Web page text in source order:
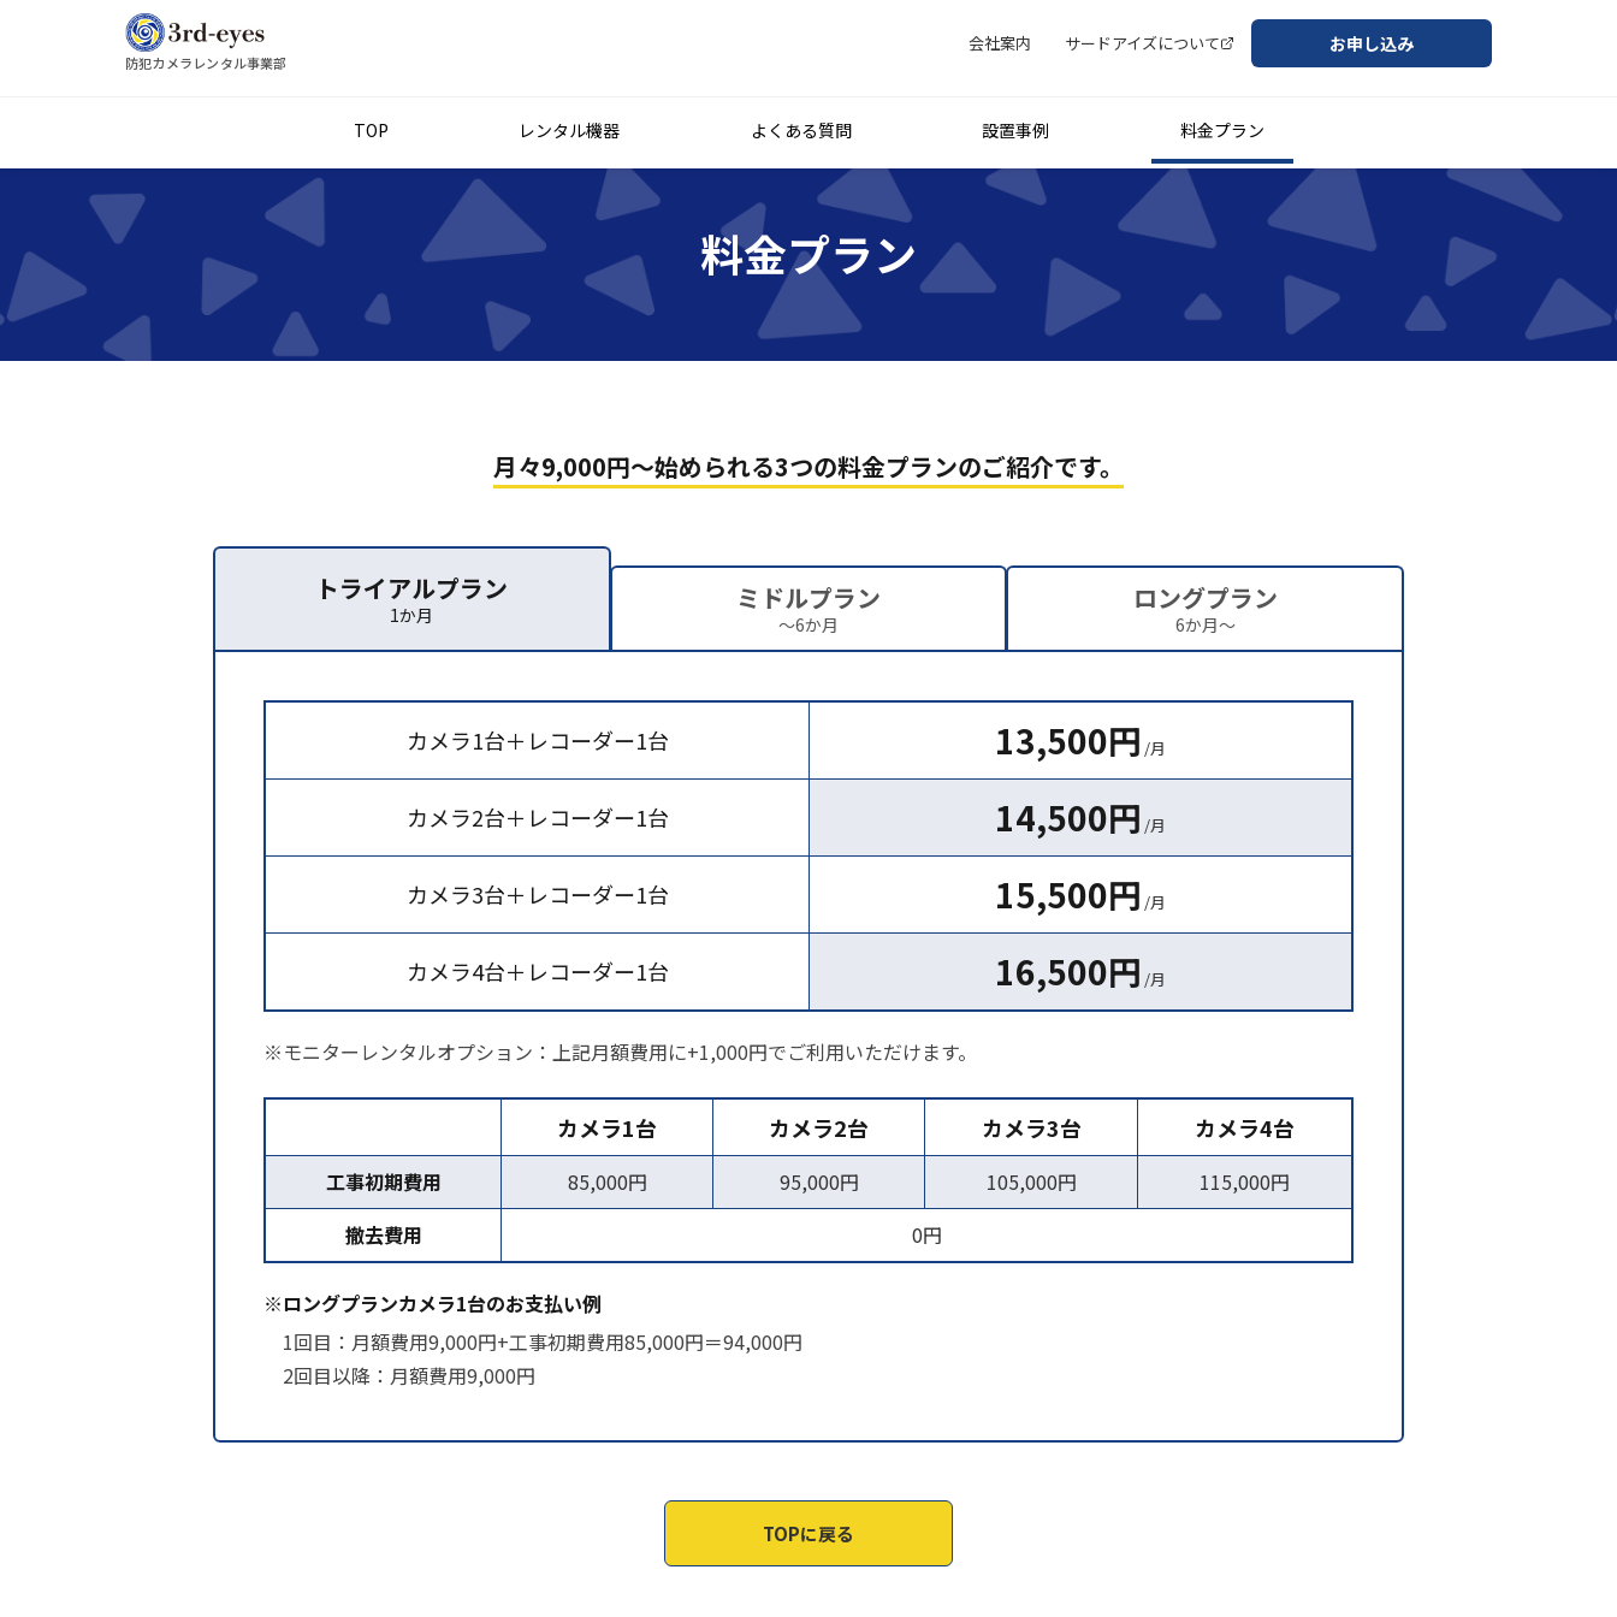
防犯カメラレンタル事業部
会社案内 サードアイズについて お申し込み
TOP レンタル機器 よくある質問 設置事例 料金プラン
料金プラン
月々9,000円〜始められる3つの料金プランのご紹介です。
トライアルプラン
1か月 ミドルプラン
〜6か月
ロングプラン
6か月〜
カメラ1台＋レコーダー1台 13,500円 /月
カメラ2台＋レコーダー1台 14,500円 /月
カメラ3台＋レコーダー1台 15,500円 /月
カメラ4台＋レコーダー1台 16,500円 /月
※モニターレンタルオプション：上記月額費用に+1,000円でご利用いただけます。
カメラ1台 カメラ2台 カメラ3台 カメラ4台
工事初期費用 85,000円 95,000円 105,000円
115,000円
撤去費用
0円
※ロングプランカメラ1台のお支払い例
1回目：月額費用9,000円+工事初期費用85,000円＝94,000円
2回目以降：月額費用9,000円
TOPに戻る